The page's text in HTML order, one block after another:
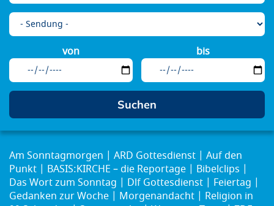
von bis
Am Sonntagmorgen ARD Gottesdienst
Auf den
Punkt
BASIS:KIRCHE – die Reportage
Bibelclips
Das Wort zum Sonntag
Dlf Gottesdienst
Feiertag
Gedanken zur Woche
Morgenandacht
Religion in